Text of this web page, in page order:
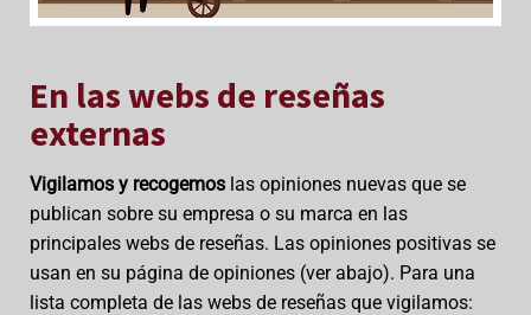
En las webs de reseñas
externas
Vigilamos y recogemos las opiniones nuevas que se
publican sobre su empresa o su marca en las
principales webs de reseñas. Las opiniones positivas se
usan en su página de opiniones (ver abajo). Para una
lista completa de las webs de reseñas que vigilamos: